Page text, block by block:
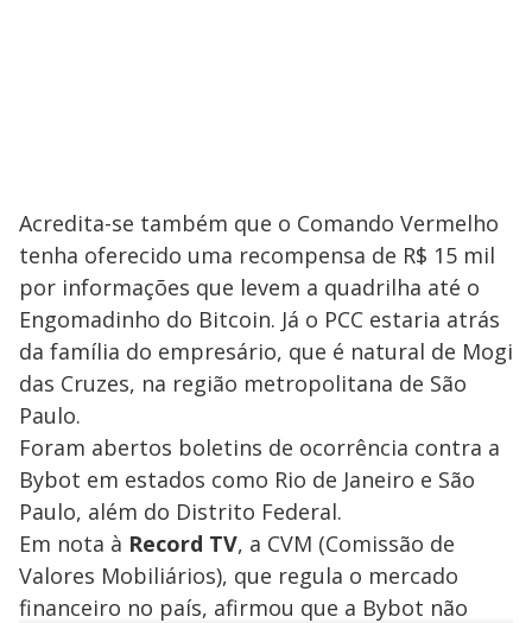
Acredita-se também que o Comando Vermelho
tenha oferecido uma recompensa de R$ 15 mil
por informações que levem a quadrilha até o
Engomadinho do Bitcoin. Já o PCC estaria atrás
da família do empresário, que é natural de Mogi
das Cruzes, na região metropolitana de São
Paulo.
Foram abertos boletins de ocorrência contra a
Bybot em estados como Rio de Janeiro e São
Paulo, além do Distrito Federal.
Em nota à Record TV, a CVM (Comissão de
Valores Mobiliários), que regula o mercado
financeiro no país, afirmou que a Bybot não